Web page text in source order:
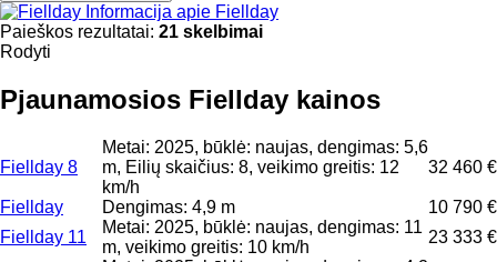
Informacija apie Fiellday
Paieškos rezultatai: 21 skelbimai
Rodyti
Pjaunamosios Fiellday kainos
Fiellday 8
Metai: 2025, būklė: naujas, dengimas: 5,6
m, Eilių skaičius: 8, veikimo greitis: 12
km/h
32 460 €
Fiellday Dengimas: 4,9 m
10 790 €
Fiellday 11
Metai: 2025, būklė: naujas, dengimas: 11
m, veikimo greitis: 10 km/h
23 333 €